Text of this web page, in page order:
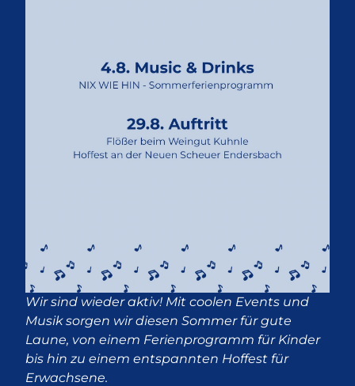
Wir sind wieder aktiv! Mit coolen Events und
Musik sorgen wir diesen Sommer für gute
Laune, von einem Ferienprogramm für Kinder
bis hin zu einem entspannten Hoffest für
Erwachsene.